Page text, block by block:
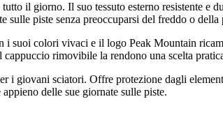
il giorno. Il suo tessuto esterno resistente e
sulle piste senza preoccuparsi del freddo o della
suoi colori vivaci e il logo Peak Mountain
rimovibile la rendono una scelta
i giovani sciatori. Offre protezione dagli
delle sue giornate sulle piste.